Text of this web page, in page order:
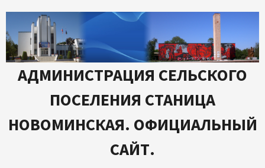
содержимому
АДМИНИСТРАЦИЯ СЕЛЬСКОГО
ПОСЕЛЕНИЯ СТАНИЦА
НОВОМИНСКАЯ. ОФИЦИАЛЬНЫЙ
САЙТ.